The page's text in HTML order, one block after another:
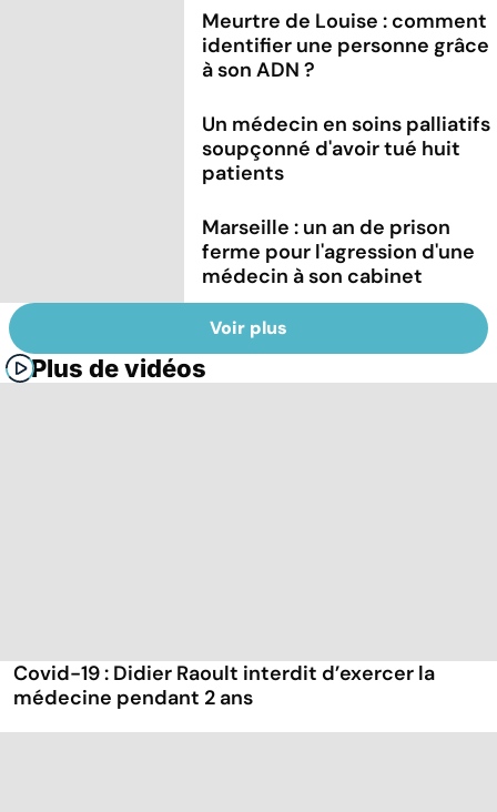
Meurtre de Louise : comment
identifier une personne grâce
à son ADN ?
Un médecin en soins palliatifs
soupçonné d'avoir tué huit
patients
Marseille : un an de prison
ferme pour l'agression d'une
médecin à son cabinet
Voir plus
Plus de vidéos
Covid-19 : Didier Raoult interdit d’exercer la
médecine pendant 2 ans